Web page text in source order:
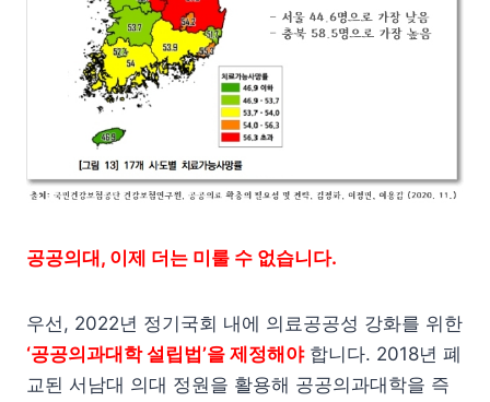
공공의대, 이제 더는 미룰 수 없습니다.
우선, 2022년 정기국회 내에 의료공공성 강화를 위한
‘공공의과대학 설립법’을 제정해야합니다. 2018년 폐
교된 서남대 의대 정원을 활용해 공공의과대학을 즉